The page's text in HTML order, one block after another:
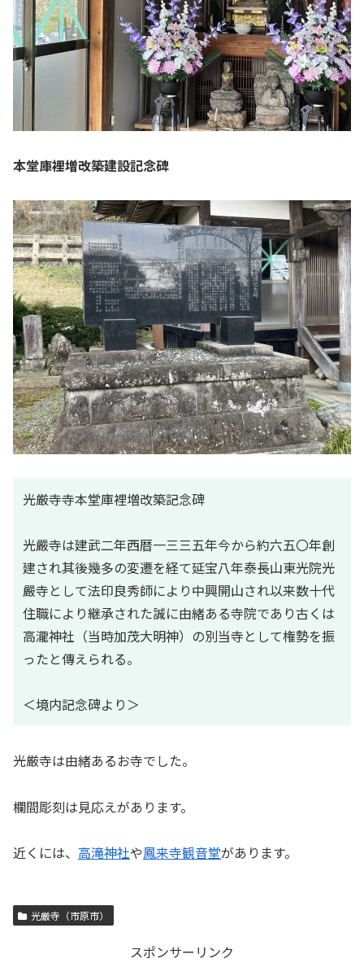
本堂庫裡増改築建設記念碑
光厳寺寺本堂庫裡増改築記念碑
光嚴寺は建武二年西暦一三三五年今から約六五〇年創
建され其後幾多の変遷を経て延宝八年泰長山東光院光
嚴寺として法印良秀師により中興開山され以来数十代
住職により継承された誠に由緒ある寺院であり古くは
高瀧神社（当時加茂大明神）の別当寺として権勢を振
ったと傳えられる。
＜境内記念碑より＞
光厳寺は由緒あるお寺でした。
欄間彫刻は見応えがあります。
近くには、 高滝神社や鳳来寺観音堂があります。
光厳寺（市原市）
スポンサーリンク